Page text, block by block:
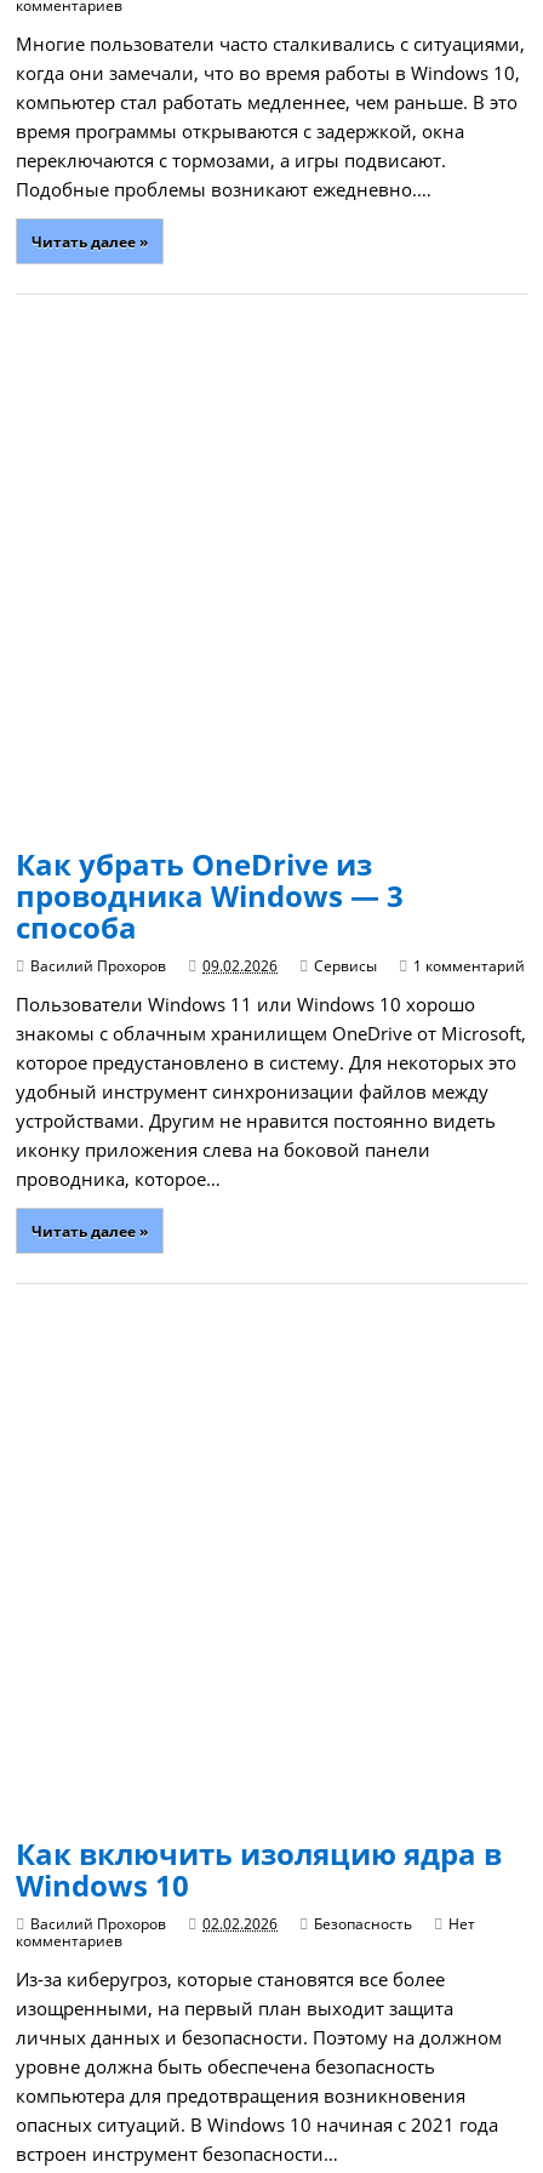
комментариев
Многие пользователи часто сталкивались с ситуациями,
когда они замечали, что во время работы в Windows 10,
компьютер стал работать медленнее, чем раньше. В это
время программы открываются с задержкой, окна
переключаются с тормозами, а игры подвисают.
Подобные проблемы возникают ежедневно.…
Читать далее »
Как убрать OneDrive из
проводника Windows — 3
способа
Василий Прохоров 09.02.2026 Сервисы 1 комментарий
Пользователи Windows 11 или Windows 10 хорошо
знакомы с облачным хранилищем OneDrive от Microsoft,
которое предустановлено в систему. Для некоторых это
удобный инструмент синхронизации файлов между
устройствами. Другим не нравится постоянно видеть
иконку приложения слева на боковой панели
проводника, которое…
Читать далее »
Как включить изоляцию ядра в
Windows 10
Василий Прохоров 02.02.2026 Безопасность
Нет
комментариев
Из-за киберугроз, которые становятся все более
изощренными, на первый план выходит защита
личных данных и безопасности. Поэтому на должном
уровне должна быть обеспечена безопасность
компьютера для предотвращения возникновения
опасных ситуаций. В Windows 10 начиная с 2021 года
встроен инструмент безопасности…